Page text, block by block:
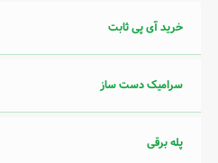
خرید آی پی ثابت
سرامیک دست ساز
پله برقی